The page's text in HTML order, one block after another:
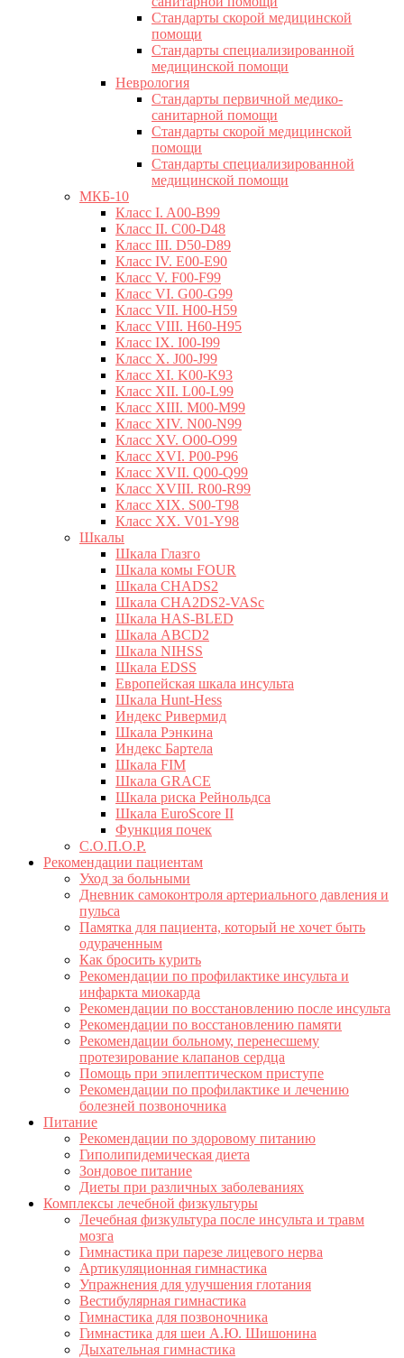
Стандарты скорой медицинской
помощи
Стандарты специализированной
медицинской помощи
Неврология
Стандарты первичной медико-
санитарной помощи
Стандарты скорой медицинской
помощи
Стандарты специализированной
медицинской помощи
МКБ-10
Класс I. A00-B99
Класс II. C00-D48
Класс III. D50-D89
Класс IV. E00-E90
Класс V. F00-F99
Класс VI. G00-G99
Класс VII. H00-H59
Класс VIII. H60-H95
Класс IX. I00-I99
Класс X. J00-J99
Класс XI. K00-K93
Класс XII. L00-L99
Класс XIII. M00-M99
Класс XIV. N00-N99
Класс XV. O00-O99
Класс XVI. P00-P96
Класс XVII. Q00-Q99
Класс XVIII. R00-R99
Класс XIX. S00-T98
Класс XX. V01-Y98
Шкалы
Шкала Глазго
Шкала комы FOUR
Шкала CHADS2
Шкала CHA2DS2-VASc
Шкала HAS-BLED
Шкала ABCD2
Шкала NIHSS
Шкала EDSS
Европейская шкала инсульта
Шкала Hunt-Hess
Индекс Ривермид
Шкала Рэнкина
Индекс Бартела
Шкала FIM
Шкала GRACE
Шкала риска Рейнольдса
Шкала EuroScore II
Функция почек
С.О.П.О.Р.
Рекомендации пациентам
Уход за больными
Дневник самоконтроля артериального давления и
пульса
Памятка для пациента, который не хочет быть
одураченным
Как бросить курить
Рекомендации по профилактике инсульта и
инфаркта миокарда
Рекомендации по восстановлению после инсульта
Рекомендации по восстановлению памяти
Рекомендации больному, перенесшему
протезирование клапанов сердца
Помощь при эпилептическом приступе
Рекомендации по профилактике и лечению
болезней позвоночника
Питание
Рекомендации по здоровому питанию
Гиполипидемическая диета
Зондовое питание
Диеты при различных заболеваниях
Комплексы лечебной физкультуры
Лечебная физкультура после инсульта и травм
мозга
Гимнастика при парезе лицевого нерва
Артикуляционная гимнастика
Упражнения для улучшения глотания
Вестибулярная гимнастика
Гимнастика для позвоночника
Гимнастика для шеи А.Ю. Шишонина
Дыхательная гимнастика